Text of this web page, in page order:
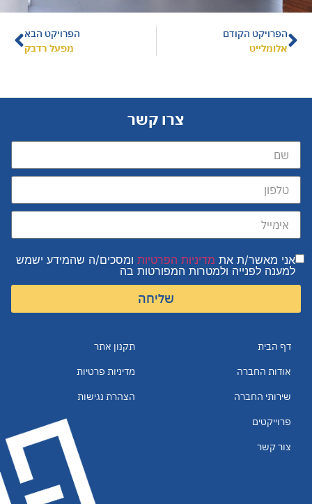
הפרויקט הקודם
אלומלייט
הפרויקט הבא
מפעל רדבק
צרו קשר
אני מאשר/ת את מדיניות הפרטיות ומסכים/ה שהמידע ישמש
למענה לפנייה ולמטרות המפורטות בה
שליחה
דף הבית
אודות החברה
שירותי החברה
פרוייקטים
צור קשר
תקנון אתר
מדיניות פרטיות
הצהרת נגישות